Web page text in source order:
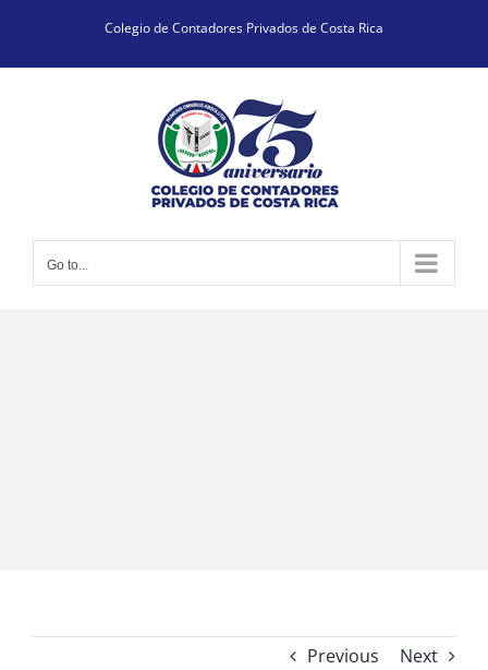
content
Colegio de Contadores Privados de Costa Rica
Go to...
Previous Next